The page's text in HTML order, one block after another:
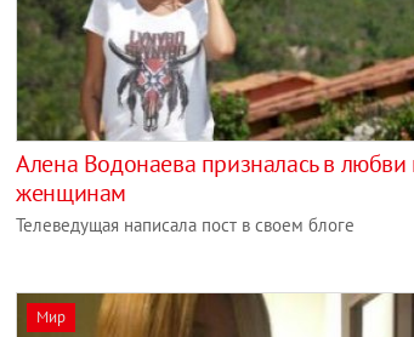
Алена Водонаева призналась в любви
женщинам
Телеведущая написала пост в своем блоге
Мир